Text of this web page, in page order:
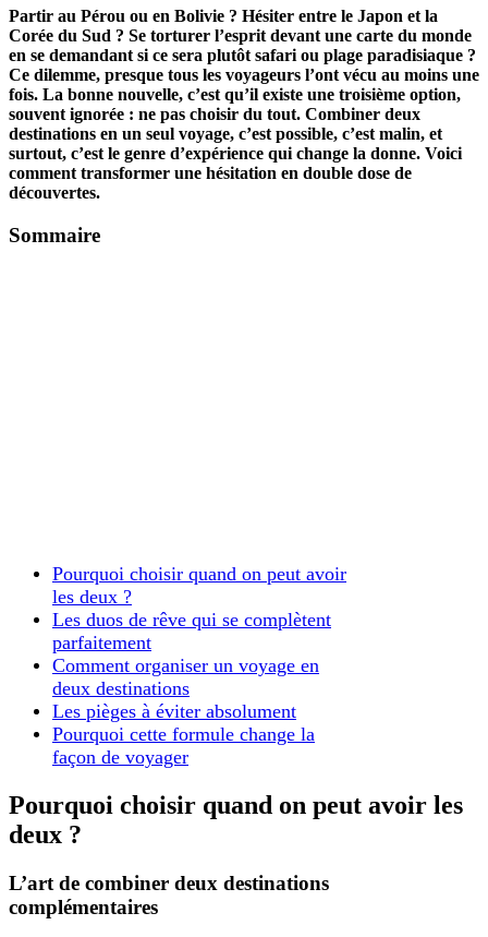
Partir au Pérou ou en Bolivie ? Hésiter entre le Japon et la
Corée du Sud ? Se torturer l’esprit devant une carte du monde
en se demandant si ce sera plutôt safari ou plage paradisiaque ?
Ce dilemme, presque tous les voyageurs l’ont vécu au moins une
fois. La bonne nouvelle, c’est qu’il existe une troisième option,
souvent ignorée : ne pas choisir du tout. Combiner deux
destinations en un seul voyage, c’est possible, c’est malin, et
surtout, c’est le genre d’expérience qui change la donne. Voici
comment transformer une hésitation en double dose de
découvertes.
Sommaire
Pourquoi choisir quand on peut avoir
les deux ?
Les duos de rêve qui se complètent
parfaitement
Comment organiser un voyage en
deux destinations
Les pièges à éviter absolument
Pourquoi cette formule change la
façon de voyager
Pourquoi choisir quand on peut avoir les
deux ?
L’art de combiner deux destinations
complémentaires